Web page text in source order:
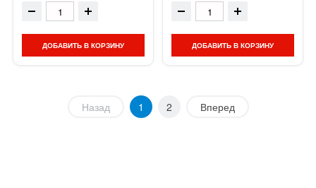
ДОБАВИТЬ В КОРЗИНУ ДОБАВИТЬ В КОРЗИНУ
Назад 1 2 Вперед